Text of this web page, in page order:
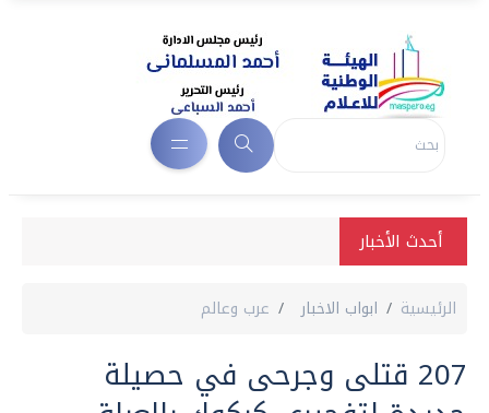
أحدث الأخبار
الرئيسية ابواب الاخبار عرب وعالم
207 قتلى وجرحى في حصيلة